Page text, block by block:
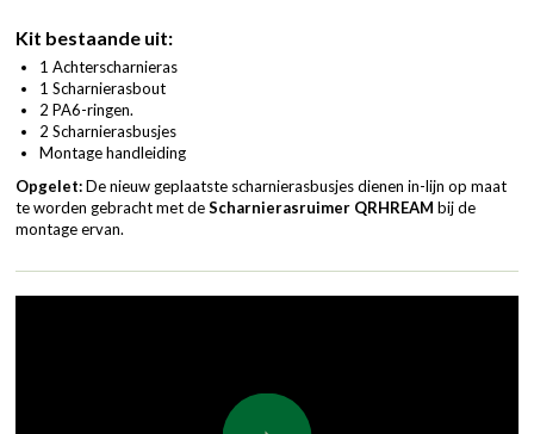
Kit bestaande uit:
1 Achterscharnieras
1 Scharnierasbout
2 PA6-ringen.
2 Scharnierasbusjes
Montage handleiding
Opgelet:De nieuw geplaatste scharnierasbusjes dienen in-lijn op maat
te worden gebracht met deScharnierasruimer QRHREAM bij de
montage ervan.